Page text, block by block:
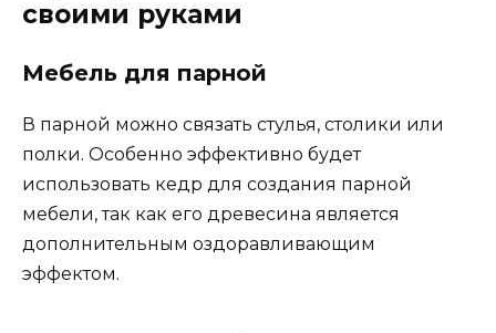
своими руками
Мебель для парной
В парной можно связать стулья, столики или
полки. Особенно эффективно будет
использовать кедр для создания парной
мебели, так как его древесина является
дополнительным оздоравливающим
эффектом.